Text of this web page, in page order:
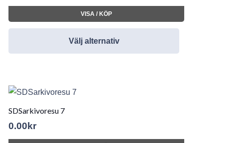
VISA / KÖP
Välj alternativ
SDSarkivoresu 7
0.00 kr